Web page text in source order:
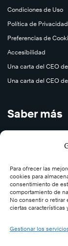
Para ofrecer las
cookies para
consentimiento de
comportamiento de
No consentir o retirar
ciertas características
Gestionar los
Condiciones de Uso
Política de Privacidad
Preferencias de
Accesibilidad
Una carta del CEO
Una carta del CEO
Saber más
Subscríbase
Desincribirse
Síganos